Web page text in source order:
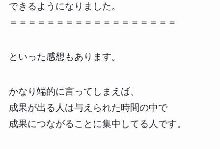
できるようになりました。
＝＝＝＝＝＝＝＝＝＝＝＝＝＝＝＝＝＝
といった感想もあります。
かなり端的に言ってしまえば、
成果が出る人は与えられた時間の中で
成果につながることに集中してる人です。